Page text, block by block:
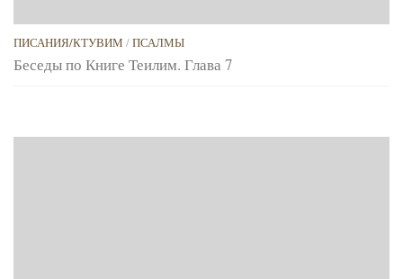
ПИСАНИЯ/КТУВИМ /ПСАЛМЫ
Беседы по Книге Теилим. Глава 7